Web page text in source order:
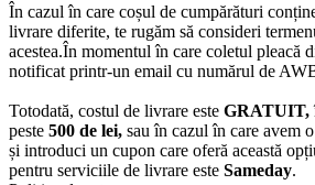
În cazul în care coșul de cumpărături
livrare diferite, te rugăm să consideri
acestea.În momentul în care coletul pleacă
notificat printr-un email cu numărul de
Totodată, costul de livrare este GRATUIT,
peste 500 de lei, sau în cazul în care avem
și introduci un cupon care oferă această
pentru serviciile de livrare este Sameday.